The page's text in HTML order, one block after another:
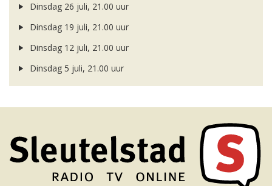
Dinsdag 26 juli, 21.00 uur
Dinsdag 19 juli, 21.00 uur
Dinsdag 12 juli, 21.00 uur
Dinsdag 5 juli, 21.00 uur